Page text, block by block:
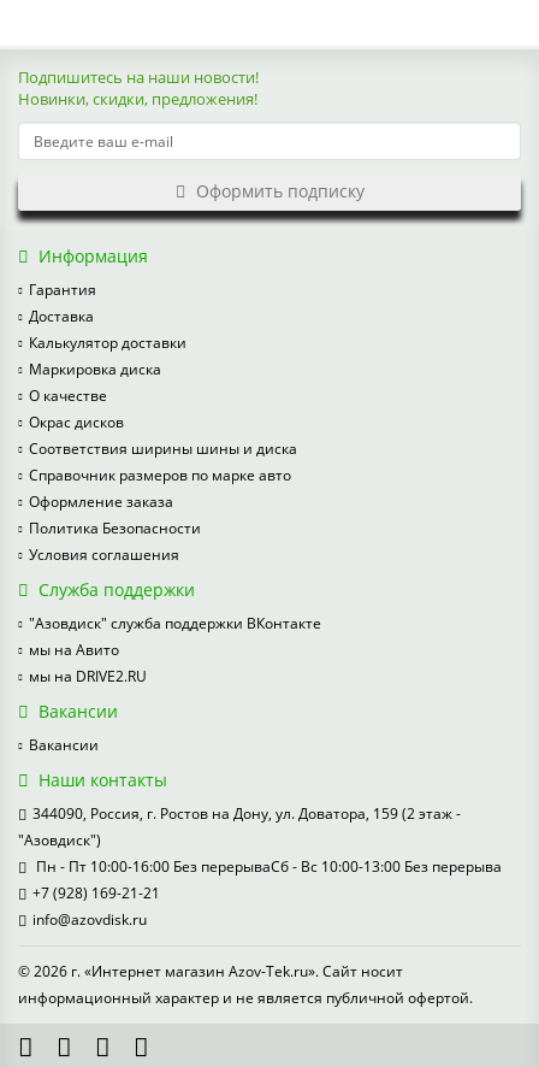
Подпишитесь на наши новости!
Новинки, скидки, предложения!
Оформить подписку
Информация
Гарантия
Доставка
Калькулятор доставки
Маркировка диска
О качестве
Окрас дисков
Соответствия ширины шины и диска
Справочник размеров по марке авто
Оформление заказа
Политика Безопасности
Условия соглашения
Служба поддержки
"Азовдиск" служба поддержки ВКонтакте
мы на Авито
мы на DRIVE2.RU
Вакансии
Вакансии
Наши контакты
344090, Россия, г. Ростов на Дону, ул. Доватора, 159 (2 этаж -
"Азовдиск")
Пн - Пт 10:00-16:00 Без перерываСб - Вс 10:00-13:00 Без перерыва
+7 (928) 169-21-21
info@azovdisk.ru
© 2026 г. «Интернет магазин Azov-Tek.ru». Сайт носит
информационный характер и не является публичной офертой.